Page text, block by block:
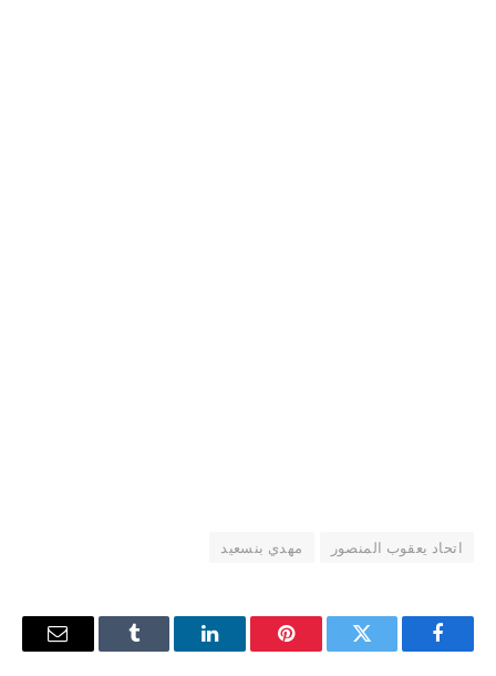
اتحاد يعقوب المنصور مهدي بنسعيد
فيسبوك تويتر بينتيريستلينكدإن Tumblr
البريد